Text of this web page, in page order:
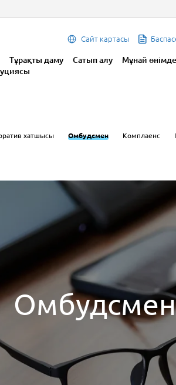
Сайт картасы
Тұрақты даму Сатып алу Мұнай
хатшысы Омбудсмен Комплаенс
Омбудсмен